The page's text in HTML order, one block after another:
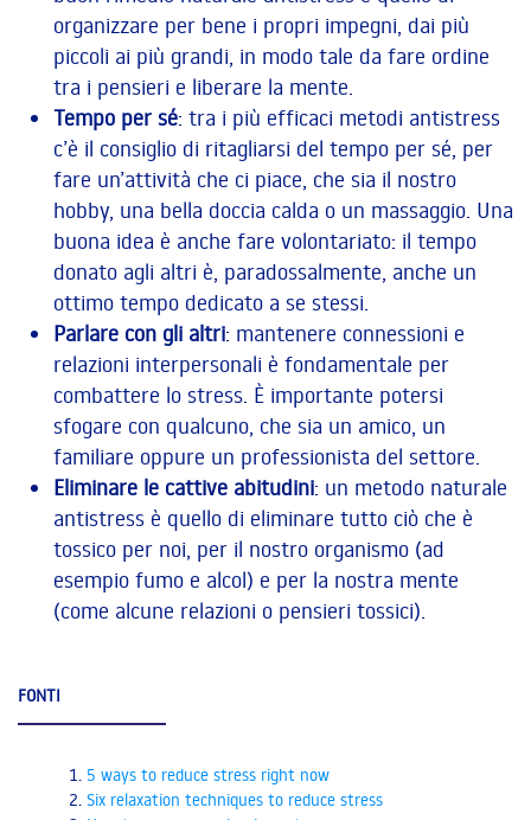
organizzare per bene i propri impegni, dai più
piccoli ai più grandi, in modo tale da fare ordine
tra i pensieri e liberare la mente.
Tempo per sé: tra i più efficaci metodi antistress
c’è il consiglio di ritagliarsi del tempo per sé, per
fare un’attività che ci piace, che sia il nostro
hobby, una bella doccia calda o un massaggio. Una
buona idea è anche fare volontariato: il tempo
donato agli altri è, paradossalmente, anche un
ottimo tempo dedicato a se stessi.
Parlare con gli altri: mantenere connessioni e
relazioni interpersonali è fondamentale per
combattere lo stress. È importante potersi
sfogare con qualcuno, che sia un amico, un
familiare oppure un professionista del settore.
Eliminare le cattive abitudini: un metodo naturale
antistress è quello di eliminare tutto ciò che è
tossico per noi, per il nostro organismo (ad
esempio fumo e alcol) e per la nostra mente
(come alcune relazioni o pensieri tossici).
FONTI
5 ways to reduce stress right now
Six relaxation techniques to reduce stress